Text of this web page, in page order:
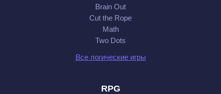
Brain Out
Cut the Rope
Math
Two Dots
Все логические игры
RPG